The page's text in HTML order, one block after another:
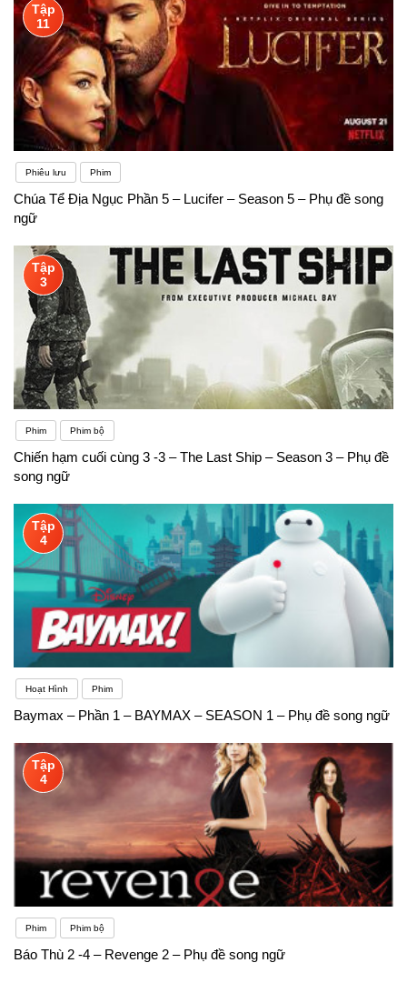
Tập
11
Phiêu lưu Phim
Chúa Tể Địa Ngục Phần 5 – Lucifer – Season 5 – Phụ đề song
ngữ
Tập
3
Phim Phim bộ
Chiến hạm cuối cùng 3 -3 – The Last Ship – Season 3 – Phụ đề
song ngữ
Tập
4
Hoạt Hình Phim
Baymax – Phần 1 – BAYMAX – SEASON 1 – Phụ đề song ngữ
Tập
4
Phim Phim bộ
Báo Thù 2 -4 – Revenge 2 – Phụ đề song ngữ